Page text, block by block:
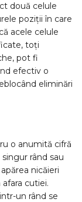
două celule
poziții în care
acele celule
toți
pot fi
efectiv o
eliminări
o anumită cifră
rând sau
nicăieri
cutiei.
un rând se